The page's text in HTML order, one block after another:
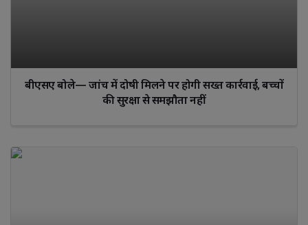
बीएसए बोले— जांच में दोषी मिलने पर होगी सख्त कार्रवाई, बच्चों
की सुरक्षा से समझौता नहीं